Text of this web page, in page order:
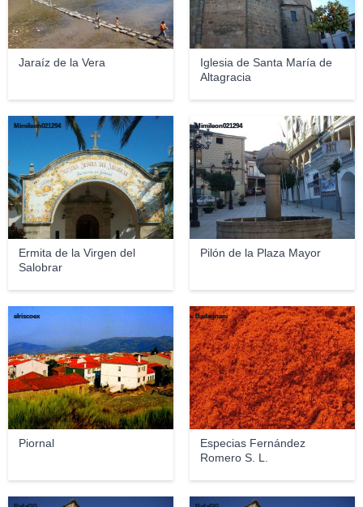
Jaraíz de la Vera
Iglesia de Santa María de
Altagracia
Ermita de la Virgen del
Salobrar
Mimileon021294
Pilón de la Plaza Mayor
Mimileon021294
Piornal
elriscoex
Especias Fernández
Romero S. L.
Badagnani